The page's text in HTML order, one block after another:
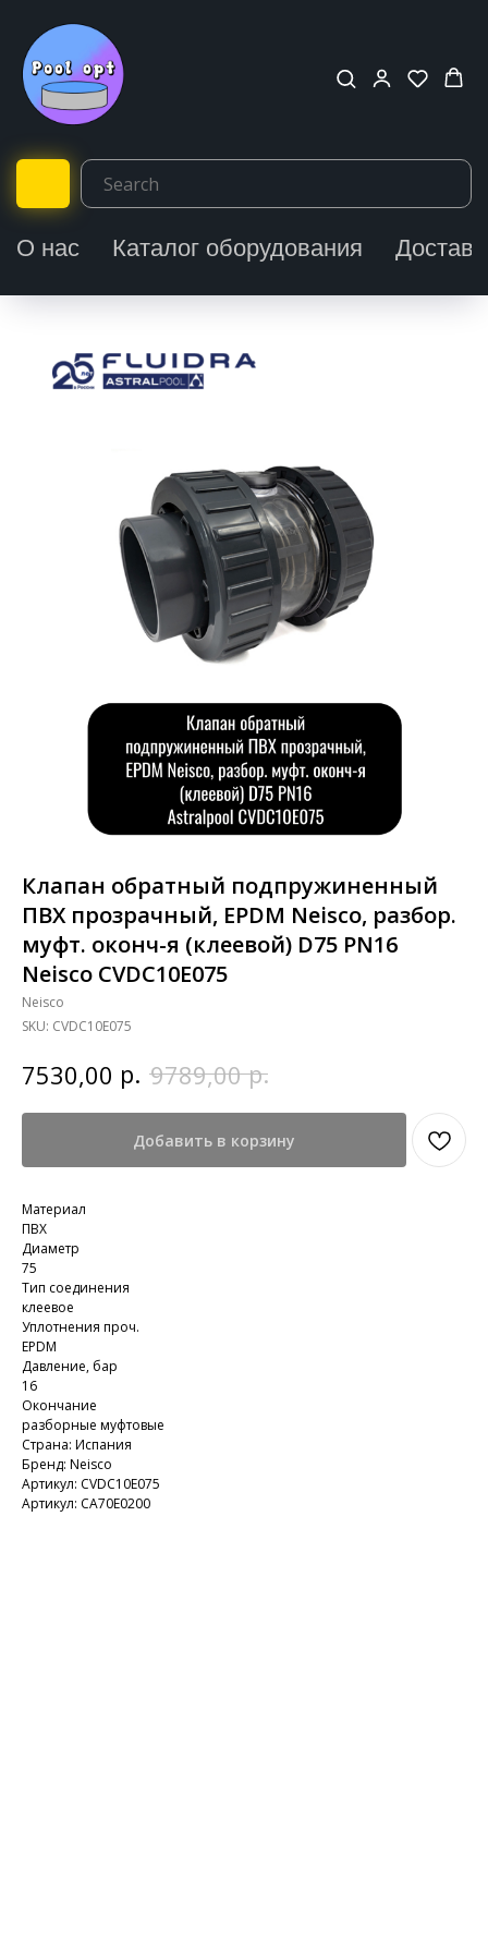
О нас Каталог оборудования
Клапан обратный подпружиненный
ПВХ прозрачный, EPDM Neisco, разбор.
муфт. оконч-я (клеевой) D75 PN16
Neisco CVDC10E075
Neisco
SKU: CVDC10E075
7530,00 р. 9789,00 р.
Добавить в корзину
Материал
ПВХ
Диаметр
75
Тип соединения
клеевое
Уплотнения проч.
EPDM
Давление, бар
16
Окончание
разборные муфтовые
Страна: Испания
Бренд: Neisco
Артикул: CVDC10E075
Артикул: CA70E0200